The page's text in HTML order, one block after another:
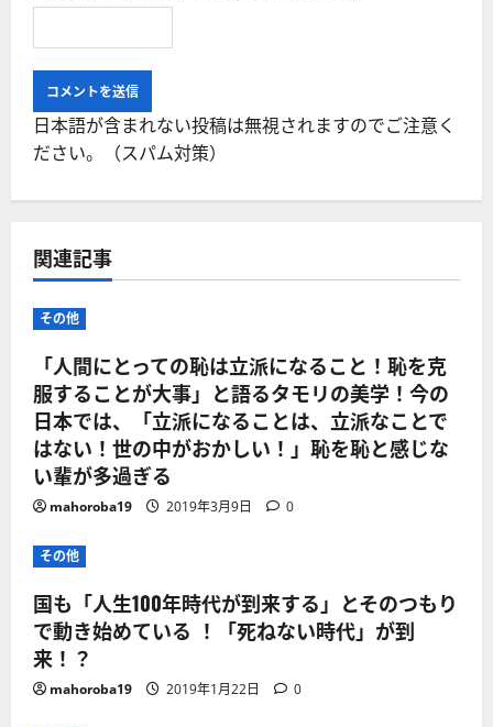
日本語が含まれない投稿は無視されますのでご注意く
ださい。（スパム対策）
関連記事
その他
「人間にとっての恥は立派になること！恥を克
服することが大事」と語るタモリの美学！今の
日本では、「立派になることは、立派なことで
はない！世の中がおかしい！」恥を恥と感じな
い輩が多過ぎる
mahoroba19 2019年3月9日 0
その他
国も「人生100年時代が到来する」とそのつもり
で動き始めている ！「死ねない時代」が到
来！？
mahoroba19 2019年1月22日 0